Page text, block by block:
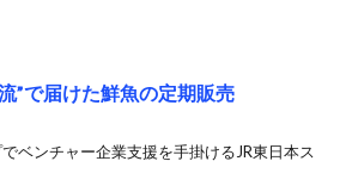
”で届けた鮮魚の定期販売
ベンチャー企業支援を手掛けるJR東日本ス